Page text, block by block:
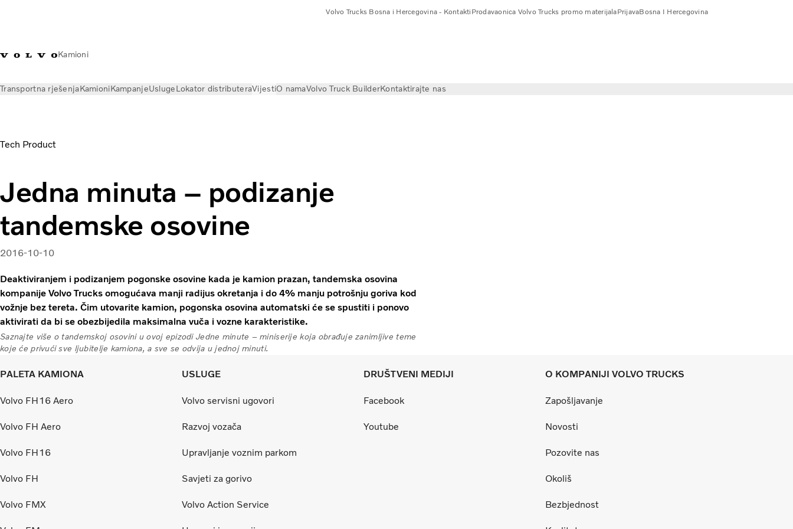
Kamioni
Volvo Trucks Bosna i Hercegovina - Kontakti Prodavaonica Volvo Trucks promo materijalaPrijavaBosna I Hercegovina
Transportna rješenjaKamioniKampanjeUslugeLokator distributeraVijestiO namaVolvo Truck BuilderKontaktirajte nas
Tech Product
Jedna minuta – podizanje
tandemske osovine
2016-10-10
Deaktiviranjem i podizanjem pogonske osovine kada je kamion prazan, tandemska osovina
kompanije Volvo Trucks omogućava manji radijus okretanja i do 4% manju potrošnju goriva kod
vožnje bez tereta. Čim utovarite kamion, pogonska osovina automatski će se spustiti i ponovo
aktivirati da bi se obezbijedila maksimalna vuča i vozne karakteristike.
Saznajte više o tandemskoj osovini u ovoj epizodi Jedne minute – miniserije koja obrađuje zanimljive teme
koje će privući sve ljubitelje kamiona, a sve se odvija u jednoj minuti.
PALETA KAMIONA
Volvo FH16 Aero
Volvo FH Aero
Volvo FH16
Volvo FH
Volvo FMX
USLUGE
Volvo servisni ugovori
Razvoj vozača
Upravljanje voznim parkom
Savjeti za gorivo
Volvo Action Service
DRUŠTVENI MEDIJI
Facebook
Youtube
O KOMPANIJI VOLVO TRUCKS
Zapošljavanje
Novosti
Pozovite nas
Okoliš
Bezbjednost